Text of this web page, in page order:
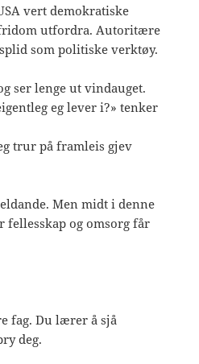
vert demokratiske
utfordra. Autoritære
som politiske verktøy.
ser lenge ut vindauget.
eg lever i?» tenker
trur på framleis gjev
Men midt i denne
fellesskap og omsorg får
fag. Du lærer å sjå
deg.